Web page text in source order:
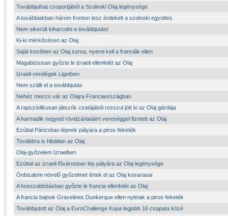
Továbbjuthat csoportjából a Szolnoki Olaj legénysége
A továbbiakban három fronton lesz érdekelt a szolnoki együttes
Nem sikerült kiharcolni a továbbjutást
Ki-ki mérkőzésen az Olaj
Saját kezében az Olaj sorsa, nyerni kell a franciák ellen
Magabiztosan győzte le izraeli ellenfelét az Olaj
Izraeli vendégek Ligetben
Nem szállt el a továbbjutás
Nehéz meccs vár az Olajra Franciaországban
A rapszódikusan játszók csatájából rosszul jött ki az Olaj gárdája
A harmadik negyed rövidzárlatáért vereséggel fizetett az Olaj
Ezúttal Párizsban lépnek pályára a piros-feketék
Továbbra is hibátlan az Olaj
Olaj-győzelem Izraelben
Ezúttal az izraeli fővárosban lép pályára az Olaj legénysége
Önbizalom növelő győzelmet értek el az Olaj kosarasai
A hosszabbításban győzte le francia ellenfelét az Olaj
A francia bajnok Gravelines Dunkerque ellen nyitnak a piros-feketék
Továbbjutott az Olaj a EuroChallenge Kupa legjobb 16 csapata közé